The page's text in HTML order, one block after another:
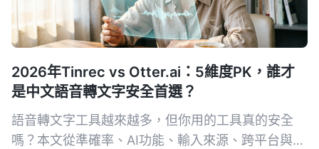
2026年Tinrec vs Otter.ai：5維度PK，誰才
是中文語音轉文字安全首選？
語音轉文字工具越來越多，但你用的工具真的安全
嗎？本文從準確率、AI功能、輸入來源、跨平台與數